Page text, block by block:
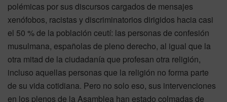
polémicas por sus discursos cargados de mensajes
xenófobos, racistas y discriminatorios dirigidos hacia casi
el 50 % de la población ceutí: las personas de confesión
musulmana, españolas de pleno derecho, al igual que la
otra mitad de la ciudadanía que profesan otra religión,
incluso aquellas personas que la religión no forma parte
de su vida cotidiana. Pero no solo eso, sus intervenciones
en los plenos de la Asamblea han estado colmadas de